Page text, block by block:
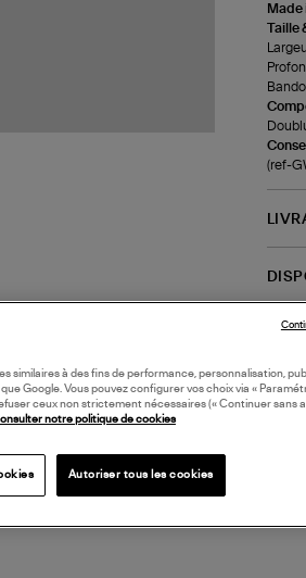
Made
Taille
(ref-
similaires à des fins de performance, personnalisation,
Google. Vous pouvez configurer vos choix via «
ceux non strictement nécessaires (« Continuer sans
notre politique de cookies
Autoriser tous les cookies